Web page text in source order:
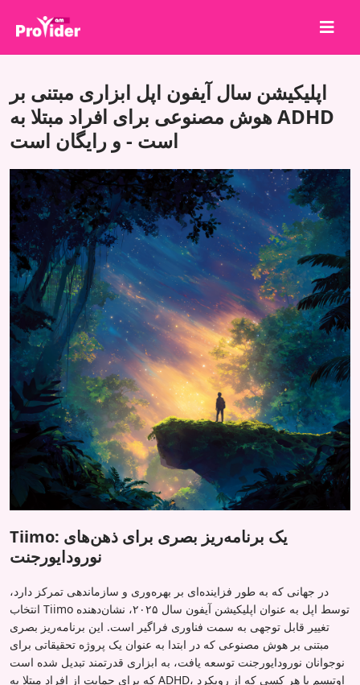
درباره ما
ورود
ثبت نام
خدمات
API
شرایط
بلاگ
اپلیکیشن سال آیفون اپل ابزاری مبتنی بر
هوش مصنوعی برای افراد مبتلا به ADHD
است - و رایگان است
Tiimo: یک برنامه‌ریز بصری برای ذهن‌های
نورودایورجنت
در جهانی که به طور فزاینده‌ای بر بهره‌وری و سازماندهی تمرکز دارد،
انتخاب Tiimo توسط اپل به عنوان اپلیکیشن آیفون سال ۲۰۲۵، نشان‌دهنده
تغییر قابل توجهی به سمت فناوری فراگیر است. این برنامه‌ریز بصری
مبتنی بر هوش مصنوعی که در ابتدا به عنوان یک پروژه تحقیقاتی برای
نوجوانان نورودایورجنت توسعه یافت، به ابزاری قدرتمند تبدیل شده است
که برای حمایت از افراد مبتلا به ADHD، اوتیسم یا هر کسی که از رویکرد